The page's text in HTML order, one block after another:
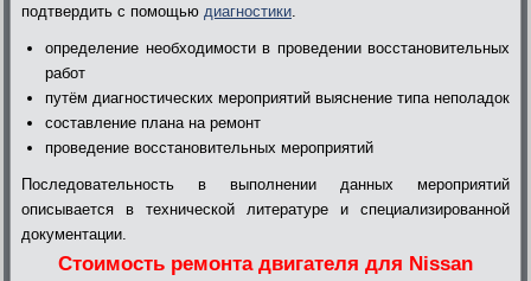
подтвердить с помощью диагностики
определение необходимости в проведении восстановительных
работ
путём диагностических мероприятий выяснение типа неполадок
составление плана на ремонт
проведение восстановительных мероприятий
Последовательность в выполнении данных мероприятий
описывается в технической литературе и специализированной
документации.
Стоимость ремонта двигателя для Nissan